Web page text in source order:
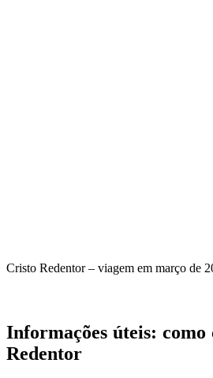
Cristo Redentor – viagem em março de
Informações úteis:
Redentor